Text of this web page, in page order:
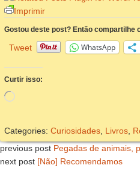
Imprimir
Gostou deste post? Então compartilhe
Tweet WhatsApp
Curtir isso:
Carregando...
Categories: Curiosidades Livros
previous post Pegadas de animais,
next post [Não] Recomendamos